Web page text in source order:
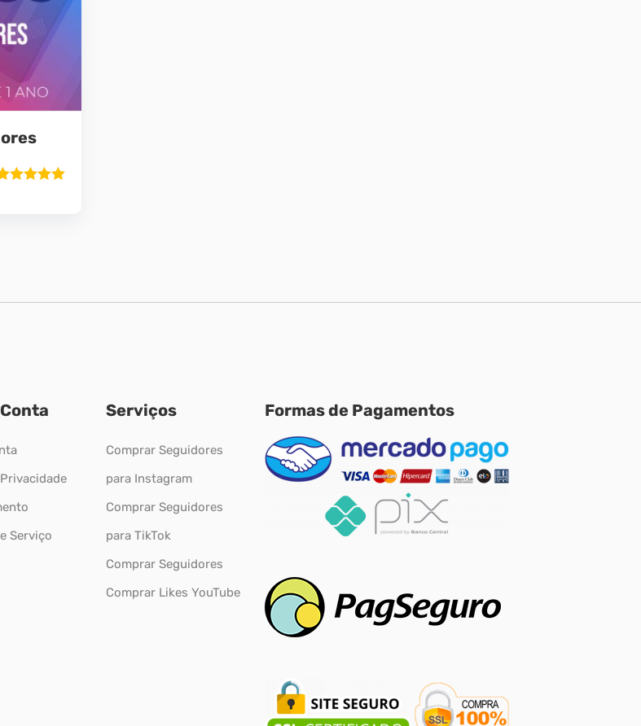
Serviço
Serviços
Comprar Seguidores
para Instagram
Comprar Seguidores
para TikTok
Comprar Seguidores
Comprar Likes YouTube
Formas de Pagamentos